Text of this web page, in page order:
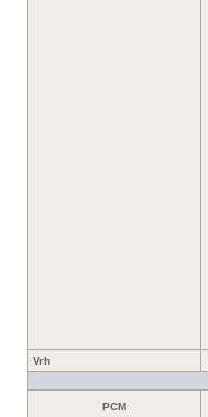
Vrh
PCM